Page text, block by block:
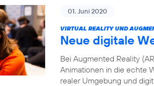
01. Juni 2020
VIRTUAL REALITY UND
Neue digitale
Bei Augmented Reality
Animationen in die echte
realer Umgebung und